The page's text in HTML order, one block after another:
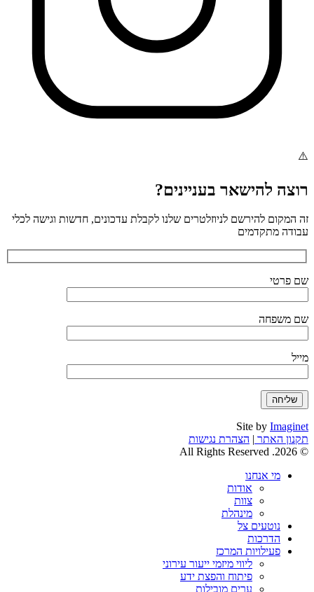
רוצה להישאר בעניינים?
זה המקום להירשם לניוזלטרים שלנו לקבלת עדכונים, חדשות וגישה לכלי
עבודה מתקדמים
שם פרטי
שם משפחה
מייל
Site by Imaginet
תקנון האתר | הצהרת נגישות
© 2026. All Rights Reserved
מי אנחנו
אודות
צוות
מינהלת
נוטעים צל
הדרכות
פעילויות המרכז
ליווי מיזמי ייעור עירוני
פיתוח והפצת ידע
ערים מובילות